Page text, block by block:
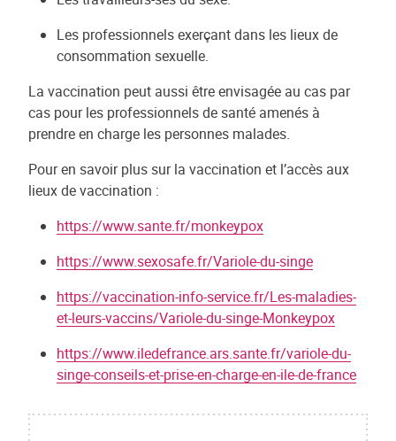
Les professionnels exerçant dans les lieux de
consommation sexuelle.
La vaccination peut aussi être envisagée au cas par
cas pour les professionnels de santé amenés à
prendre en charge les personnes malades.
Pour en savoir plus sur la vaccination et l’accès aux
lieux de vaccination :
https://www.sante.fr/monkeypox
https://www.sexosafe.fr/Variole-du-singe
https://vaccination-info-service.fr/Les-maladies-
et-leurs-vaccins/Variole-du-singe-Monkeypox
https://www.iledefrance.ars.sante.fr/variole-du-
singe-conseils-et-prise-en-charge-en-ile-de-france